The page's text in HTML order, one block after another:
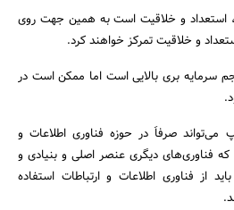
استعداد و خلاقیت است به همین جهت روی
و خلاقیت تمرکز خواهند کرد.
سرمایه بری بالایی است اما ممکن است در
می‌تواند صرفاَ در حوزه فناوری اطلاعات و
که فناوری‌های دیگری عنصر اصلی و بنیادی و
از فناوری اطلاعات و ارتباطات استفاده